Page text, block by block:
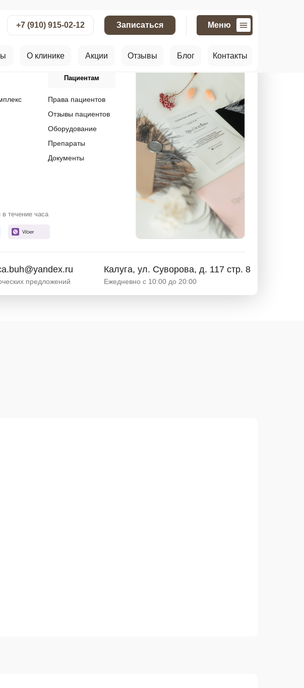
+7 (910) 915-02-12 Записаться
О клинике Акции Отзывы Блог Контакты
Меню
Калуга, ул. Суворова, д. 117 стр. 8
Ежедневно с 10:00 до 20:00
предложений
Права пациентов
Отзывы пациентов
течение часа
Оборудование
Препараты
Пациентам
Документы